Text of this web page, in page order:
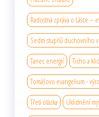
Radostná zpráva o Lásce –
Sedm stupňů duchovního
Tanec energií Ticho a klid
Tomášovo evangelium -
Třetí otázka Uklidnění